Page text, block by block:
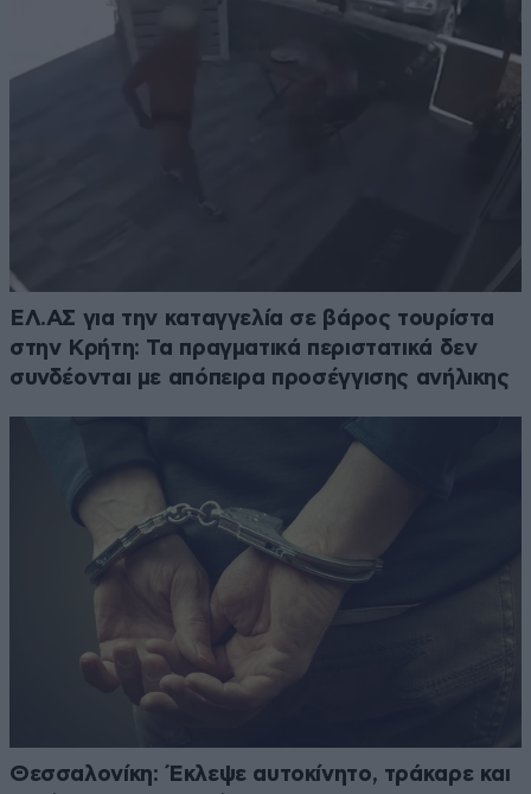
ΕΛ.ΑΣ για την καταγγελία σε βάρος τουρίστα
στην Κρήτη: Τα πραγματικά περιστατικά δεν
συνδέονται με απόπειρα προσέγγισης ανήλικης
Θεσσαλονίκη: Έκλεψε αυτοκίνητο, τράκαρε και